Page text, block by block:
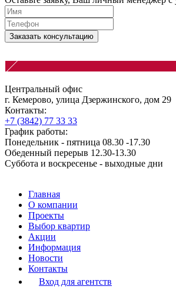
Заказать консультацию
Центральный офис
г. Кемерово, улица Дзержинского, дом 29
Контакты:
+7 (3842) 77 33 33
График работы:
Понедельник - пятница 08.30 -17.30
Обеденный перерыв 12.30-13.30
Суббота и воскресенье - выходные дни
Главная
О компании
Проекты
Выбор квартир
Акции
Информация
Новости
Контакты
Вход для агентств